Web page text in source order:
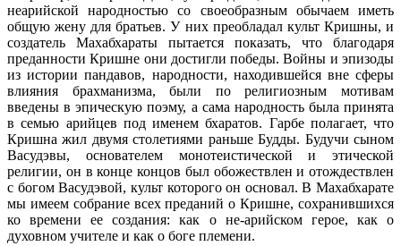
неарийской народностью со своеобразным обычаем иметь
общую жену для братьев. У них преобладал культ Кришны, и
создатель Махабхараты пытается показать, что благодаря
преданности Кришне они достигли победы. Войны и эпизоды
из истории пандавов, народности, находившейся вне сферы
влияния брахманизма, были по религиозным мотивам
введены в эпическую поэму, а сама народность была принята
в семью арийцев под именем бхаратов. Гарбе полагает, что
Кришна жил двумя столетиями раньше Будды. Будучи сыном
Васудэвы, основателем монотеистической и этической
религии, он в конце концов был обожествлен и отождествлен
с богом Васудэвой, культ которого он основал. В Махабхарате
мы имеем собрание всех преданий о Кришне, сохранившихся
ко времени ее создания: как о не-арийском герое, как о
духовном учителе и как о боге племени.